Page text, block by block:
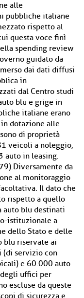
alle
pubbliche italiane
rispetto al
questa voce finì
spending review
guidato da
dai dati diffusi
in
dal Centro studi
blu e grige in
italiane erano
dotazione alle
di proprietà
veicoli a noleggio,
auto in leasing.
da
al monitoraggio
Il dato che
rispetto a quello
auto blu destinati
istituzionale a
dello Stato e delle
blu riservate ai
servizio con
e 60.000 auto
uffici per
escluse da queste
di sicurezza e